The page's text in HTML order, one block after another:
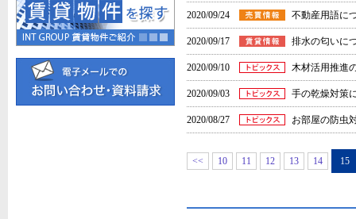
2020/09/24 不動産用語に
2020/09/17 排水の匂いに
2020/09/10 木材活用推進
2020/09/03 手の乾燥対策
2020/08/27 お部屋の防虫
<< 10 11 12 13 14 15